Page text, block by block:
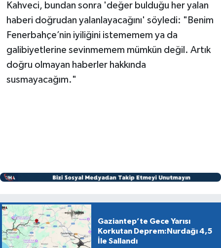
Kahveci, bundan sonra 'değer bulduğu her yalan
haberi doğrudan yalanlayacağını' söyledi: "Benim
Fenerbahçe’nin iyiliğini istememem ya da
galibiyetlerine sevinmemem mümkün değil. Artık
doğru olmayan haberler hakkında
susmayacağım."
Gaziantep’te Gece Yarısı
Korkutan Deprem:Nurdağı 4,5
İle Sallandı